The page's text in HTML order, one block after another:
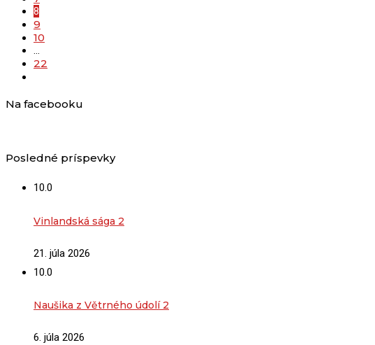
8
9
10
…
22
Na facebooku
Posledné príspevky
10.0
Vinlandská sága 2
21. júla 2026
10.0
Naušika z Větrného údolí 2
6. júla 2026